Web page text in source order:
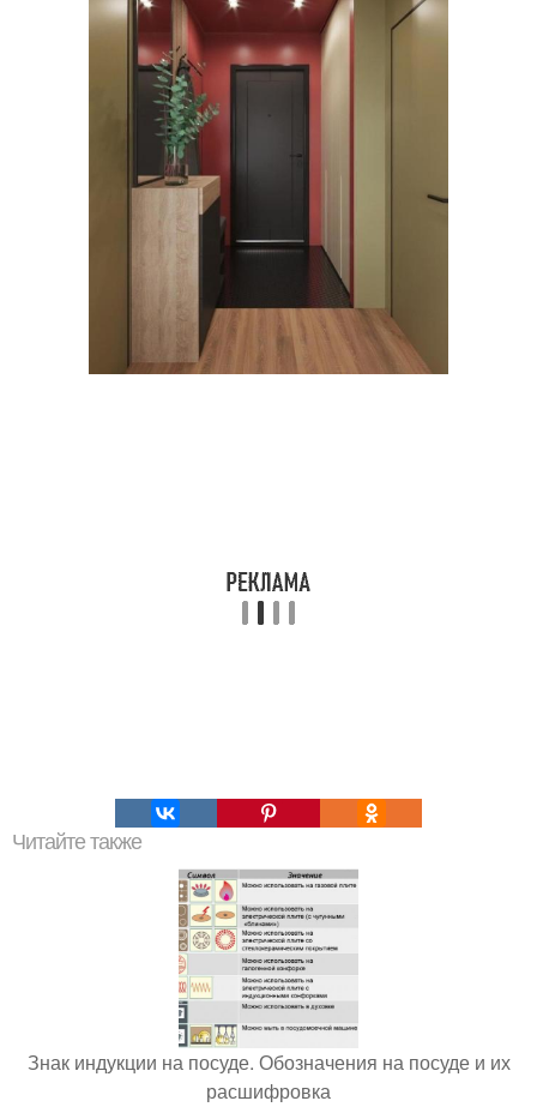
Читайте также
Знак индукции на посуде. Обозначения на посуде и их
расшифровка